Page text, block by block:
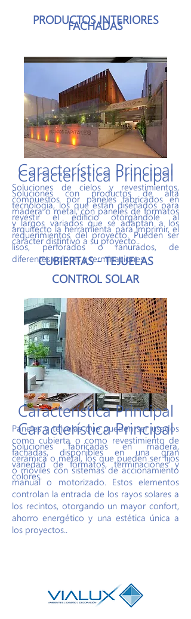
PRODUCTOS INTERIORES
Característica Principal
Soluciones de cielos y revestimientos,
compuestos por paneles fabricados en
madera o metal, con paneles de formatos
y largos variados que se adaptan a los
requerimientos del proyecto. Pueden ser
lisos, perforados o ranurados, de
diferentes colores y terminaciones.
CONTROL SOLAR
Característica Principal
Soluciones fabricadas en madera,
cerámica o metal, los que pueden ser fijos
o móviles con sistemas de accionamiento
manual o motorizado. Estos elementos
controlan la entrada de los rayos solares a
los recintos, otorgando un mayor confort,
ahorro energético y una estética única a
los proyectos..
FACHADAS
Característica Principal
Soluciones con productos de alta
tecnología, los que están diseñados para
revestir el edificio otorgándole al
arquitecto la herramienta para imprimir, el
carácter distintivo a su proyecto..
CUBIERTAS - TEJUELAS
Característica Principal
Paneles y tejuelas que pueden ser usados
como cubierta o como revestimiento de
fachadas, disponibles en una gran
variedad de formatos, terminaciones y
colores.